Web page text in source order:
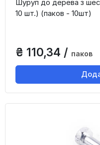
Шуруп до дерева з
10 шт.) (паков - 10шт)
₴ 110,34 / паков